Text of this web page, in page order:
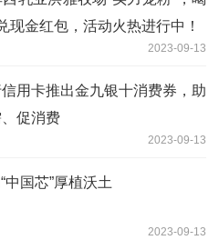
现金红包，活动火热进行中！
2023-09-13
用卡推出金九银十消费券，助
促消费
2023-09-13
国芯”厚植沃土
2023-09-13